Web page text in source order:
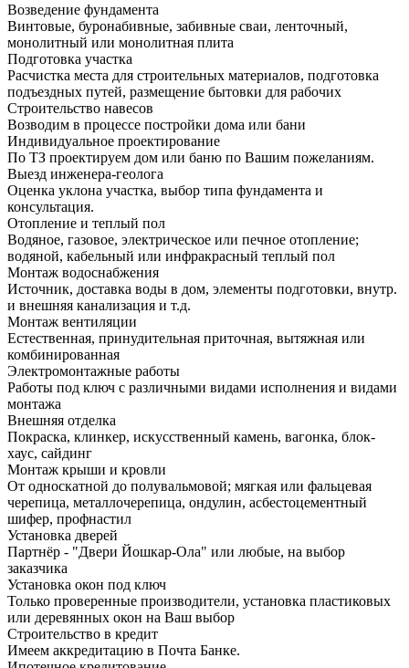
Возведение фундамента
Винтовые, буронабивные, забивные сваи, ленточный,
монолитный или монолитная плита
Подготовка участка
Расчистка места для строительных материалов, подготовка
подъездных путей, размещение бытовки для рабочих
Строительство навесов
Возводим в процессе постройки дома или бани
Индивидуальное проектирование
По ТЗ проектируем дом или баню по Вашим пожеланиям.
Выезд инженера-геолога
Оценка уклона участка, выбор типа фундамента и
консультация.
Отопление и теплый пол
Водяное, газовое, электрическое или печное отопление;
водяной, кабельный или инфракрасный теплый пол
Монтаж водоснабжения
Источник, доставка воды в дом, элементы подготовки, внутр.
и внешняя канализация и т.д.
Монтаж вентиляции
Естественная, принудительная приточная, вытяжная или
комбинированная
Электромонтажные работы
Работы под ключ с различными видами исполнения и видами
монтажа
Внешняя отделка
Покраска, клинкер, искусственный камень, вагонка, блок-
хаус, сайдинг
Монтаж крыши и кровли
От односкатной до полувальмовой; мягкая или фальцевая
черепица, металлочерепица, ондулин, асбестоцементный
шифер, профнастил
Установка дверей
Партнёр - "Двери Йошкар-Ола" или любые, на выбор
заказчика
Установка окон под ключ
Только проверенные производители, установка пластиковых
или деревянных окон на Ваш выбор
Строительство в кредит
Имеем аккредитацию в Почта Банке.